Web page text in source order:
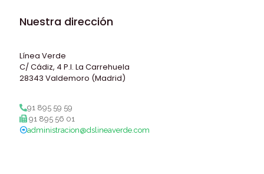
Nuestra dirección
Línea Verde
C/ Cádiz, 4 P.I. La Carrehuela
28343 Valdemoro (Madrid)
91 895 59 59
91 895 56 01
administracion@dslineaverde.com